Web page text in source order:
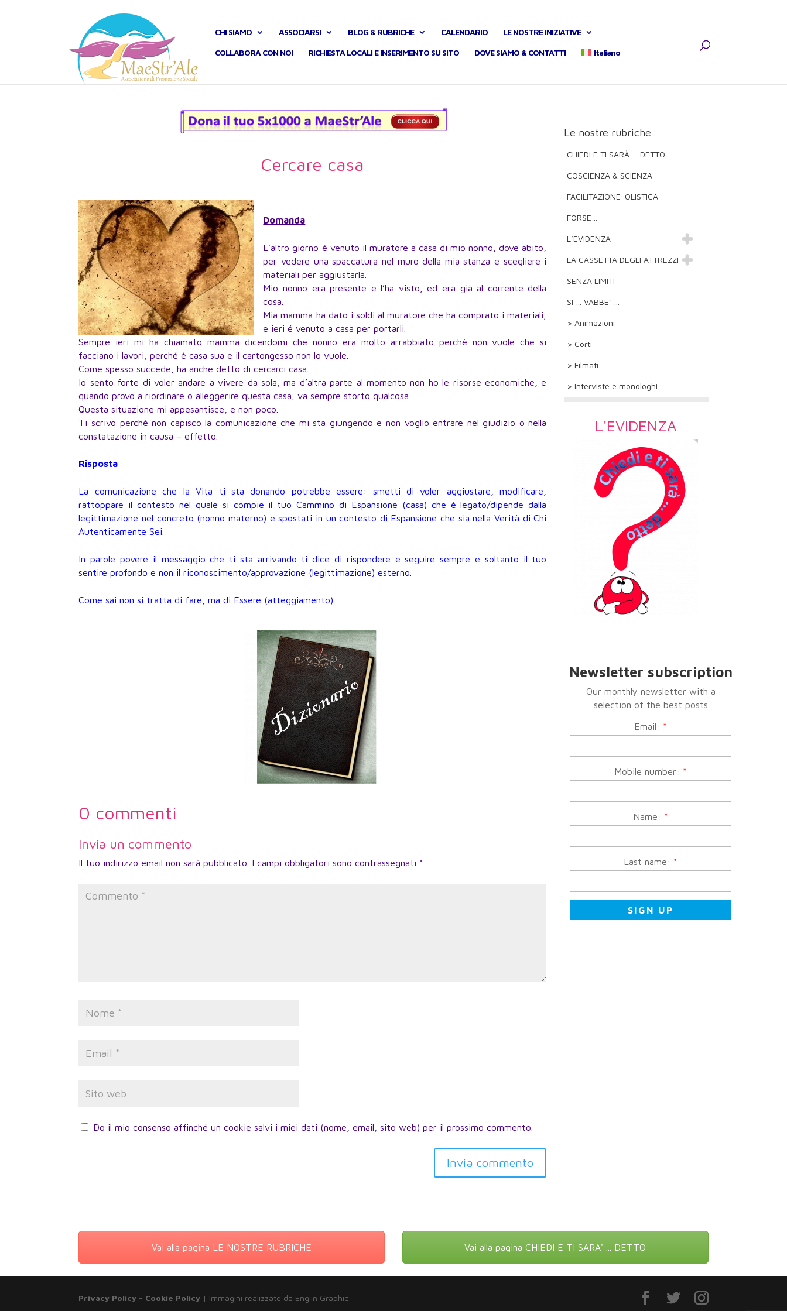
CHI SIAMO ASSOCIARSI BLOG & RUBRICHE CALENDARIO LE NOSTRE INIZIATIVE
COLLABORA CON NOI RICHIESTA LOCALI E INSERIMENTO SU SITO DOVE SIAMO & CONTATTI Italiano
Cercare casa
Domanda
L’altro giorno é venuto il muratore a casa di mio nonno, dove abito,
per vedere una spaccatura nel muro della mia stanza e scegliere i
materiali per aggiustarla.
Mio nonno era presente e l’ha visto, ed era già al corrente della
cosa.
Mia mamma ha dato i soldi al muratore che ha comprato i materiali,
e ieri é venuto a casa per portarli.
Sempre ieri mi ha chiamato mamma dicendomi che nonno era molto arrabbiato perchè non vuole che si
facciano i lavori, perché è casa sua e il cartongesso non lo vuole.
Come spesso succede, ha anche detto di cercarci casa.
Io sento forte di voler andare a vivere da sola, ma d’altra parte al momento non ho le risorse economiche, e
quando provo a riordinare o alleggerire questa casa, va sempre storto qualcosa.
Questa situazione mi appesantisce, e non poco.
Ti scrivo perché non capisco la comunicazione che mi sta giungendo e non voglio entrare nel giudizio o nella
constatazione in causa – effetto.
Risposta
La comunicazione che la Vita ti sta donando potrebbe essere: smetti di voler aggiustare, modificare,
rattoppare il contesto nel quale si compie il tuo Cammino di Espansione (casa) che è legato/dipende dalla
legittimazione nel concreto (nonno materno) e spostati in un contesto di Espansione che sia nella Verità di Chi
Autenticamente Sei.
In parole povere il messaggio che ti sta arrivando ti dice di rispondere e seguire sempre e soltanto il tuo
sentire profondo e non il riconoscimento/approvazione (legittimazione) esterno.
Come sai non si tratta di fare, ma di Essere (atteggiamento)
0 commenti
Invia un commento
Il tuo indirizzo email non sarà pubblicato. I campi obbligatori sono contrassegnati *
Do il mio consenso affinché un cookie salvi i miei dati (nome, email, sito web) per il prossimo commento.
Invia commento
Le nostre rubriche
CHIEDI E TI SARÀ … DETTO
COSCIENZA & SCIENZA
FACILITAZIONE-OLISTICA
FORSE…
L’EVIDENZA
LA CASSETTA DEGLI ATTREZZI
SENZA LIMITI
SI … VABBE’ …
> Animazioni
> Corti
> Filmati
> Interviste e monologhi
L'EVIDENZA
Newsletter subscription
Our monthly newsletter with a
selection of the best posts
Email: *
Mobile number: *
Name: *
Last name: *
Vai alla pagina LE NOSTRE RUBRICHE Vai alla pagina CHIEDI E TI SARA' ... DETTO
Privacy Policy - Cookie Policy | Immagini realizzate da Engiin Graphic